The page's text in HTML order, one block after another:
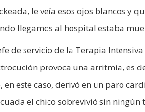
le veía esos ojos blancos y
llegamos al hospital estaba
de servicio de la Terapia
provoca una arritmia, es
en este caso, derivó en un paro
el chico sobrevivió sin